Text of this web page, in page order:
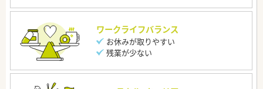
ワークライフバランス
お休みが取りやすい
残業が少ない